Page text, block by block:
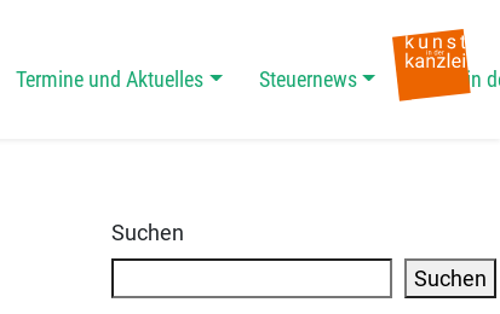
Termine und Aktuelles Steuernews Kunst in
Suchen
Suchen